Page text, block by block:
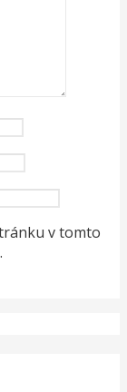
v tomto